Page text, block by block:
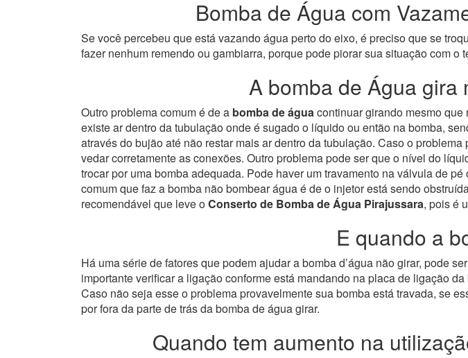
Bomba de Água com
Se você percebeu que está vazando água perto do eixo, é preciso que se
fazer nenhum remendo ou gambiarra, porque pode piorar sua situação com o
A bomba de Água gira
Outro problema comum é de a bomba de águacontinuar girando mesmo
existe ar dentro da tubulação onde é sugado o líquido ou então na bomba,
através do bujão até não restar mais ar dentro da tubulação. Caso o
vedar corretamente as conexões. Outro problema pode ser que o nível do
trocar por uma bomba adequada. Pode haver um travamento na válvula de
comum que faz a bomba não bombear água é de o injetor está sendo
recomendável que leve oConserto de Bomba de Água Pirajussara, pois é
E quando a
Há uma série de fatores que podem ajudar a bomba d’água não girar, pode
importante verificar a ligação conforme está mandando na placa de ligação
Caso não seja esse o problema provavelmente sua bomba está travada, se
por fora da parte de trás da bomba de água girar.
Quando tem aumento na